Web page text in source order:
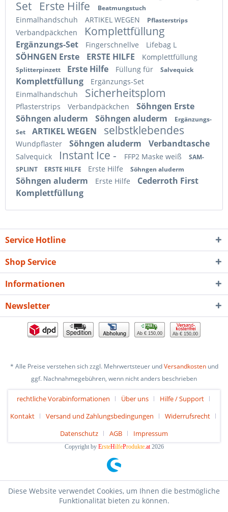
Set
Erste Hilfe Beatmungstuch
Einmalhandschuh ARTIKEL WEGEN Pflasterstrips
Verbandpäckchen Komplettfüllung
Ergänzungs-Set Fingerschnellve Lifebag L
SÖHNGEN Erste ERSTE HILFE Komplettfüllung
Splitterpinzett Erste Hilfe Füllung für Salvequick
Komplettfüllung
Ergänzungs-Set
Einmalhandschuh
Sicherheitsplom
Pflasterstrips Verbandpäckchen
Söhngen Erste
Söhngen aluderm
Söhngen aluderm
Ergänzungs-
Set
ARTIKEL WEGEN selbstklebendes
Wundpflaster Söhngen aluderm Verbandtasche
Salvequick Instant Ice - FFP2 Maske weiß
SAM-
SPLINT
ERSTE HILFE Erste Hilfe Söhngen aluderm
Söhngen aluderm Erste Hilfe
Cederroth First
Komplettfüllung
Service Hotline
Shop Service
Informationen
Newsletter
Ab € 150,00 Ab € 150,00
* Alle Preise verstehen sich zzgl. Mehrwertsteuer undVersandkostenund
ggf. Nachnahmegebühren, wenn nicht anders beschrieben
rechtliche Vorabinformationen Über uns
Hilfe / Support
Kontakt
Versand und Zahlungsbedingungen
Widerrufsrecht
Datenschutz
AGB Impressum
Copyright by ErsteHilfeProdukte.at2026
Diese Website verwendet Cookies, um Ihnen die bestmögliche
Funktionalität bieten zu können.